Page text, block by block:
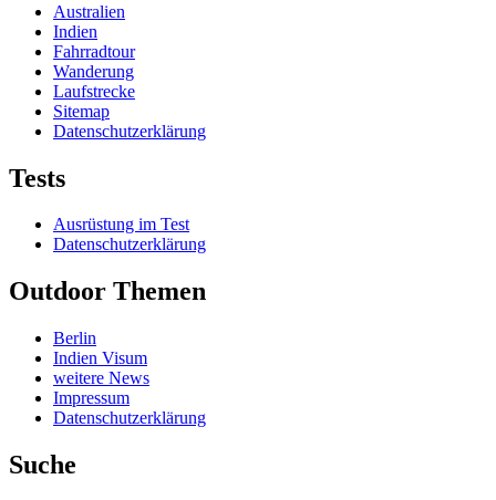
Australien
Indien
Fahrradtour
Wanderung
Laufstrecke
Sitemap
Datenschutzerklärung
Tests
Ausrüstung im Test
Datenschutzerklärung
Outdoor Themen
Berlin
Indien Visum
weitere News
Impressum
Datenschutzerklärung
Suche